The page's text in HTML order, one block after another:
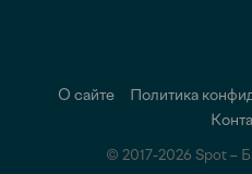
О сайте Политика
© 2017-2026 Spot –